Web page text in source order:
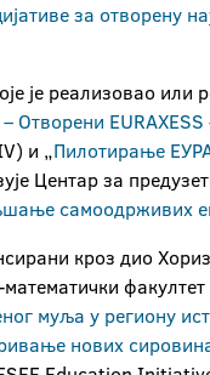
за отворену
је реализовао или
– Отворени
и „Пилотирање
Центар за
самоодрживих
кроз дио
математички
муља у региону
нових